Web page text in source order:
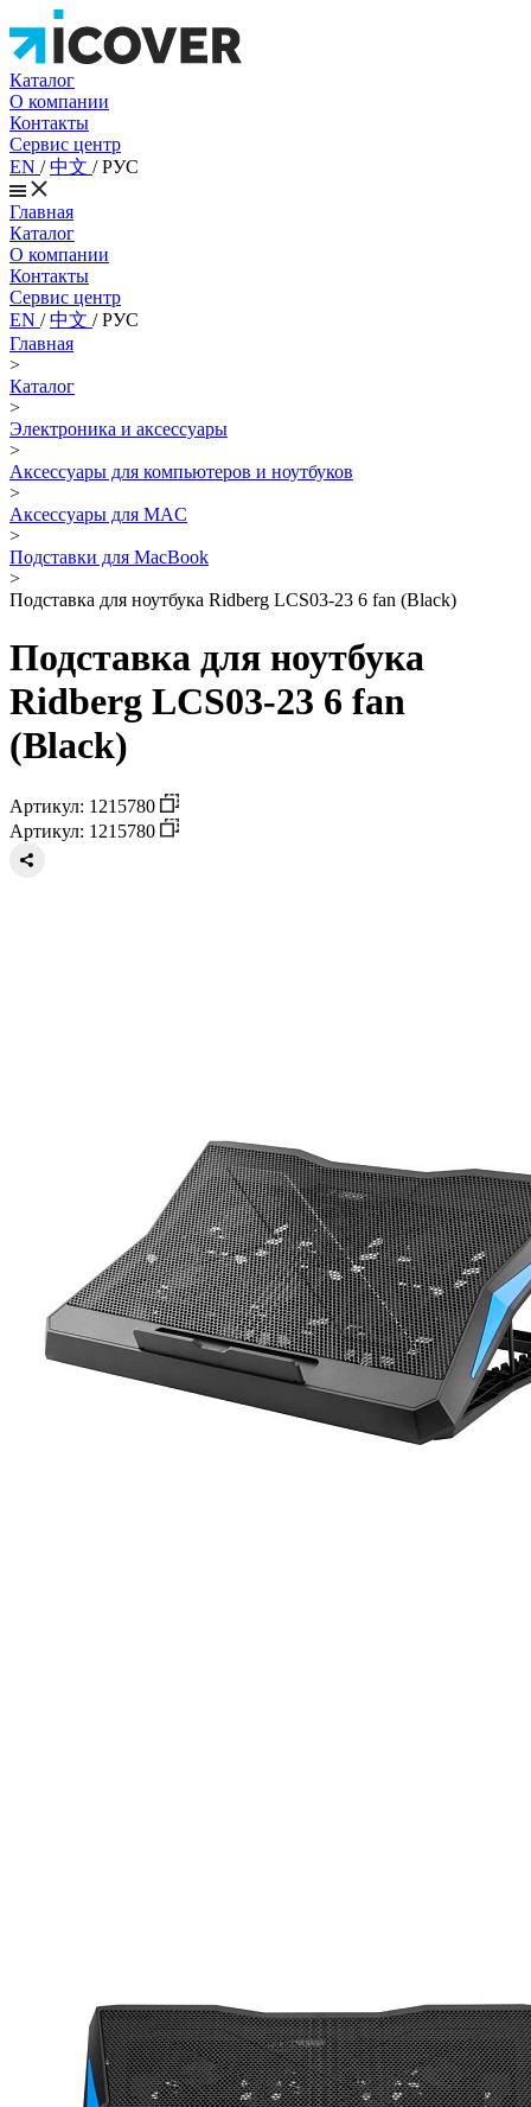
Каталог
О компании
Контакты
Сервис центр
EN /中文 /РУС
Главная
Каталог
О компании
Контакты
Сервис центр
EN /中文 /РУС
Главная
>
Каталог
>
Электроника и аксессуары
>
Аксессуары для компьютеров и ноутбуков
>
Аксессуары для MAC
>
Подставки для MacBook
>
Подставка для ноутбука Ridberg LCS03-23 6 fan (Black)
Подставка для ноутбука
Ridberg LCS03-23 6 fan
(Black)
Артикул: 1215780
Артикул: 1215780